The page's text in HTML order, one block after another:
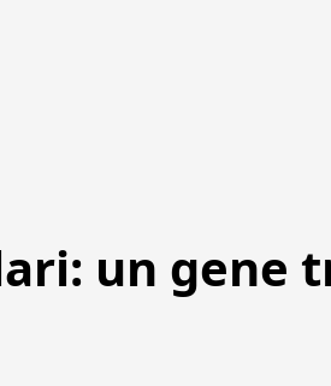
un gene